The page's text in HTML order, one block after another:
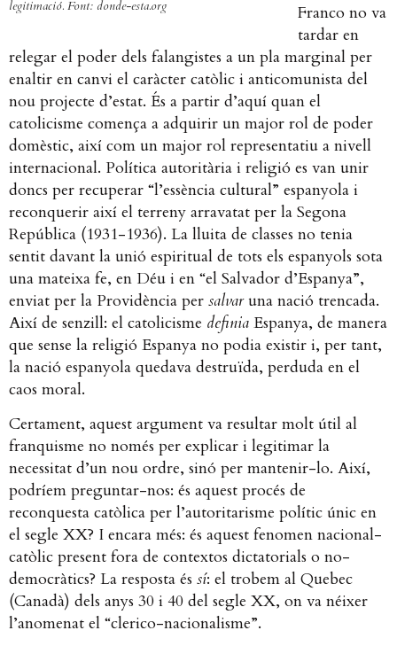
legitimació. Font: donde-esta.org
Franco no va
tardar en
relegar el poder dels falangistes a un pla marginal per
enaltir en canvi el caràcter catòlic i anticomunista del
nou projecte d’estat. És a partir d’aquí quan el
catolicisme comença a adquirir un major rol de poder
domèstic, així com un major rol representatiu a nivell
internacional. Política autoritària i religió es van unir
doncs per recuperar “l’essència cultural” espanyola i
reconquerir així el terreny arravatat per la Segona
República (1931-1936). La lluita de classes no tenia
sentit davant la unió espiritual de tots els espanyols sota
una mateixa fe, en Déu i en “el Salvador d’Espanya”,
enviat per la Providència per salvaruna nació trencada.
Així de senzill: el catolicisme definia Espanya, de manera
que sense la religió Espanya no podia existir i, per tant,
la nació espanyola quedava destruïda, perduda en el
caos moral.
Certament, aquest argument va resultar molt útil al
franquisme no només per explicar i legitimar la
necessitat d’un nou ordre, sinó per mantenir-lo. Així,
podríem preguntar-nos: és aquest procés de
reconquesta catòlica per l’autoritarisme polític únic en
el segle XX? I encara més: és aquest fenomen nacional-
catòlic present fora de contextos dictatorials o no-
democràtics? La resposta és sí: el trobem al Quebec
(Canadà) dels anys 30 i 40 del segle XX, on va néixer
l’anomenat el “clerico-nacionalisme”.